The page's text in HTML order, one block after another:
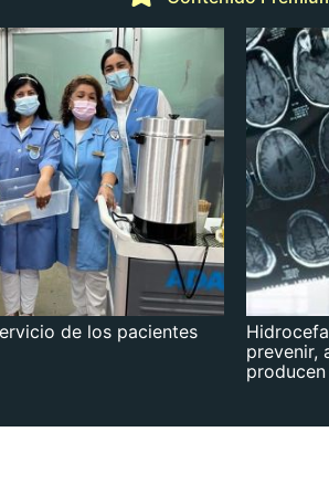
de los pacientes
prevenir,
producen